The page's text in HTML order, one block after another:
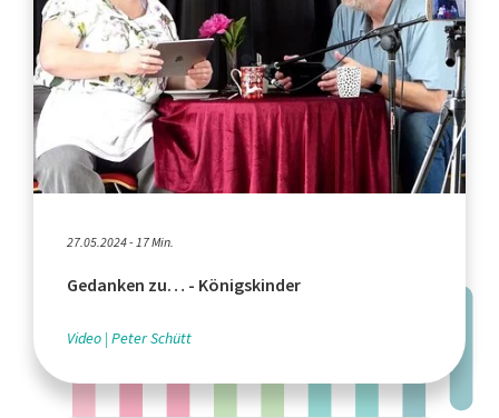
27.05.2024 - 17 Min.
Gedanken zu… - Königskinder
Video Peter Schütt